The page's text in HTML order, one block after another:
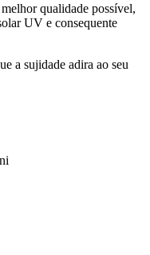
qualidade possível,
UV e consequente
a sujidade adira ao seu